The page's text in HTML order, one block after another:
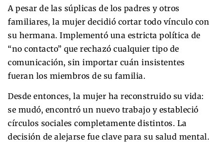
A pesar de las súplicas de los padres y otros
familiares, la mujer decidió cortar todo vínculo con
su hermana. Implementó una estricta política de
“no contacto” que rechazó cualquier tipo de
comunicación, sin importar cuán insistentes
fueran los miembros de su familia.
Desde entonces, la mujer ha reconstruido su vida:
se mudó, encontró un nuevo trabajo y estableció
círculos sociales completamente distintos. La
decisión de alejarse fue clave para su salud mental.